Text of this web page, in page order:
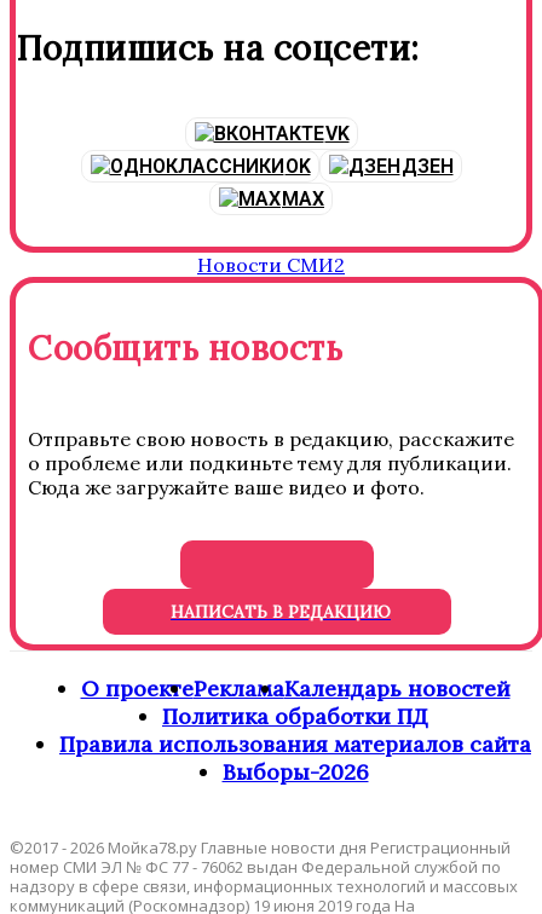
Подпишись на соцсети:
VK
OK
ДЗЕН
MAX
Новости СМИ2
Сообщить новость
Отправьте свою новость в редакцию, расскажите
о проблеме или подкиньте тему для публикации.
Сюда же загружайте ваше видео и фото.
НАПИСАТЬ В РЕДАКЦИЮ
О проектеРекламаКалендарь новостей
Политика обработки ПД
Правила использования материалов сайта
Выборы-2026
©2017 - 2026 Мойка78.ру Главные новости дня Регистрационный
номер СМИ ЭЛ № ФС 77 - 76062 выдан Федеральной службой по
надзору в сфере связи, информационных технологий и массовых
коммуникаций (Роскомнадзор) 19 июня 2019 года На